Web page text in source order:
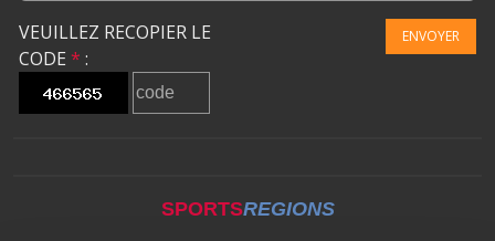
VEUILLEZ RECOPIER LE
CODE * :
ENVOYER
SPORTSREGIONS